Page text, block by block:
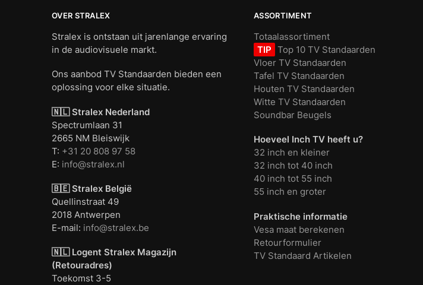
OVER STRALEX
Stralex is ontstaan uit jarenlange ervaring
in de audiovisuele markt.
Ons aanbod TV Standaarden bieden een
oplossing voor elke situatie.
🇳🇱 Stralex Nederland
Spectrumlaan 31
2665 NM Bleiswijk
T: +31 20 808 97 58
E: info@stralex.nl
🇧🇪 Stralex België
Quellinstraat 49
2018 Antwerpen
E-mail: info@stralex.be
🇳🇱 Logent Stralex Magazijn
(Retouradres)
Toekomst 3-5
ASSORTIMENT
Totaalassortiment
TIP Top 10 TV Standaarden
Vloer TV Standaarden
Tafel TV Standaarden
Houten TV Standaarden
Witte TV Standaarden
Soundbar Beugels
Hoeveel Inch TV heeft u?
32 inch en kleiner
32 inch tot 40 inch
40 inch tot 55 inch
55 inch en groter
Praktische informatie
Vesa maat berekenen
Retourformulier
TV Standaard Artikelen